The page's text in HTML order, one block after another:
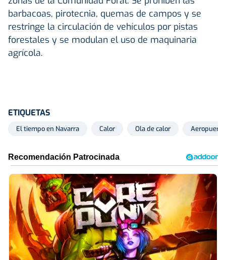
barbacoas, pirotecnia, quemas de campos y se
restringe la circulación de vehículos por pistas
forestales y se modulan el uso de maquinaria
agrícola.
ETIQUETAS
El tiempo en Navarra Calor Ola de calor